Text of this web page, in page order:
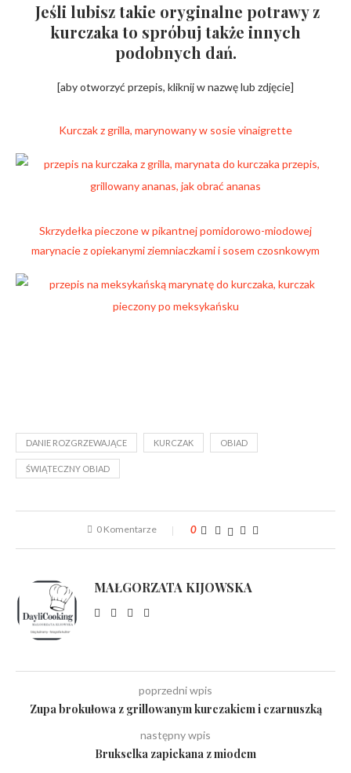
Jeśli lubisz takie oryginalne potrawy z
kurczaka to spróbuj także innych
podobnych dań.
[aby otworzyć przepis, kliknij w nazwę lub zdjęcie]
Kurczak z grilla, marynowany w sosie vinaigrette
Skrzydełka pieczone w pikantnej pomidorowo-miodowej
marynacie z opiekanymi ziemniaczkami i sosem czosnkowym
DANIE ROZGRZEWAJĄCE KURCZAK OBIAD
ŚWIĄTECZNY OBIAD
0 Komentarze 0
MAŁGORZATA KIJOWSKA
poprzedni wpis
Zupa brokułowa z grillowanym kurczakiem i czarnuszką
następny wpis
Brukselka zapiekana z miodem